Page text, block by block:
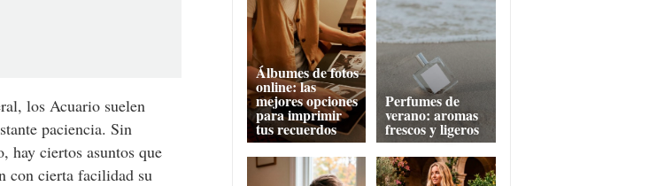
los Acuario suelen
paciencia. Sin
hay ciertos asuntos que
con cierta facilidad su
Álbumes de fotos
online: las
mejores opciones
para imprimir
tus recuerdos
Perfumes de
verano: aromas
frescos y ligeros